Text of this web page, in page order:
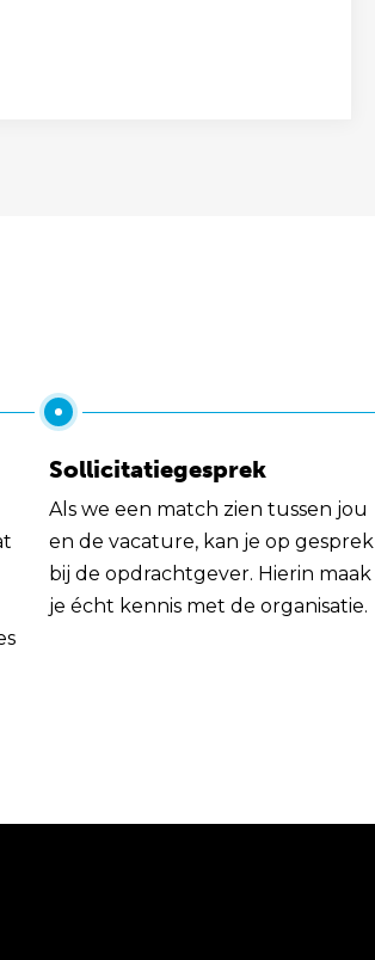
Sollicitatiegesprek
Als we een match zien tussen jou
en de vacature, kan je op gesprek
bij de opdrachtgever. Hierin maak
je écht kennis met de organisatie.